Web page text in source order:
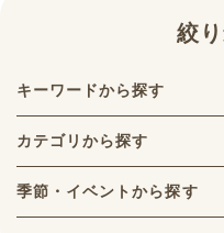
絞
キーワードから探す
カテゴリから探す
季節・イベントから探す